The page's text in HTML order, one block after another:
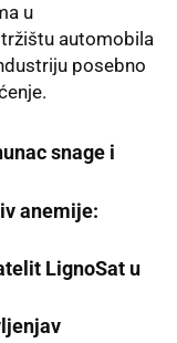
u
automobila
posebno
snage i
anemije:
LignoSat u